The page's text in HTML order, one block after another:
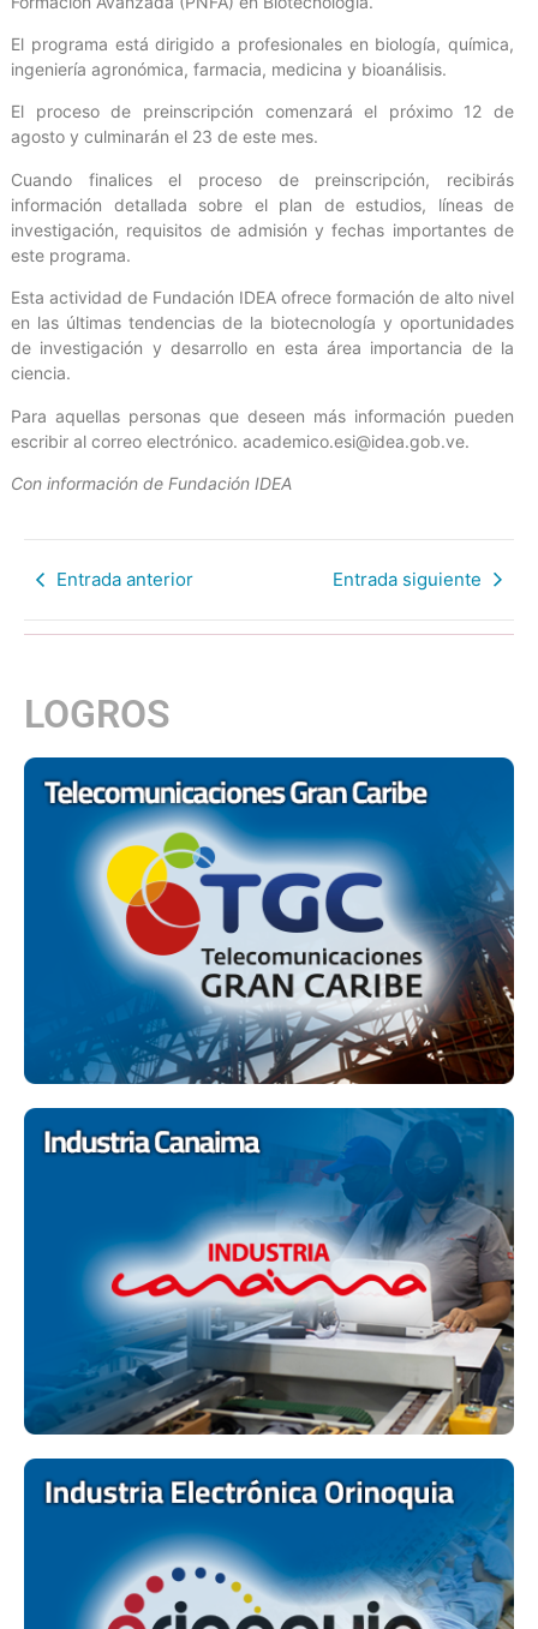
El programa está dirigido a profesionales en biología, química,
ingeniería agronómica, farmacia, medicina y bioanálisis.
El proceso de preinscripción comenzará el próximo 12 de
agosto y culminarán el 23 de este mes.
Cuando finalices el proceso de preinscripción, recibirás
información detallada sobre el plan de estudios, líneas de
investigación, requisitos de admisión y fechas importantes de
este programa.
Esta actividad de Fundación IDEA ofrece formación de alto nivel
en las últimas tendencias de la biotecnología y oportunidades
de investigación y desarrollo en esta área importancia de la
ciencia.
Para aquellas personas que deseen más información pueden
escribir al correo electrónico. academico.esi@idea.gob.ve.
Con información de Fundación IDEA
Entrada anterior Entrada siguiente
LOGROS